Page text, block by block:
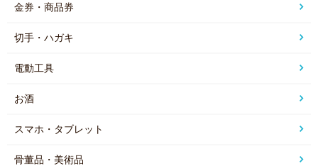
金券・商品券
切手・ハガキ
電動工具
お酒
スマホ・タブレット
骨董品・美術品